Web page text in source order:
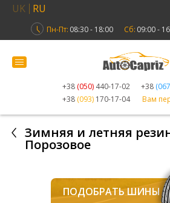
UK RU
Пн-Пт: 08:30 - 18:00 Сб: 09:00 -
+38 (050) 440-17-02 +38
+38 (093) 170-17-04 Вам
Зимняя и летняя
Порозовое
ПОДОБРАТЬ ШИНЫ